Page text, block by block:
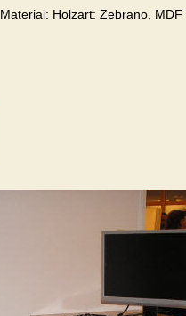
Material: Holzart: Zebrano,